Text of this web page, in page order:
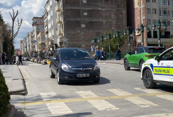
Bilecik
Kütahya
Gezi
Genel